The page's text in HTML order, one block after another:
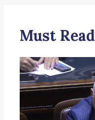
Must Read